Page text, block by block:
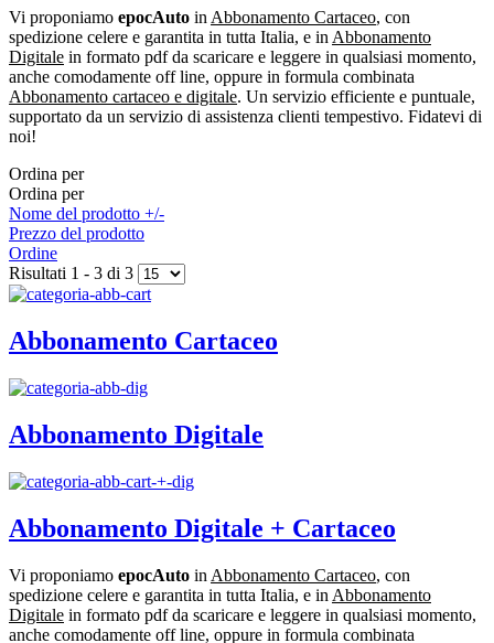
Vi proponiamo epocAuto in Abbonamento Cartaceo, con
spedizione celere e garantita in tutta Italia, e in Abbonamento
Digitale in formato pdf da scaricare e leggere in qualsiasi momento,
anche comodamente off line, oppure in formula combinata
Abbonamento cartaceo e digitale. Un servizio efficiente e puntuale,
supportato da un servizio di assistenza clienti tempestivo. Fidatevi di
noi!
Ordina per
Ordina per
Nome del prodotto +/-
Prezzo del prodotto
Ordine
Risultati 1 - 3 di 3
Abbonamento Cartaceo
Abbonamento Digitale
Abbonamento Digitale + Cartaceo
Vi proponiamo epocAuto in Abbonamento Cartaceo, con
spedizione celere e garantita in tutta Italia, e in Abbonamento
Digitale in formato pdf da scaricare e leggere in qualsiasi momento,
anche comodamente off line, oppure in formula combinata